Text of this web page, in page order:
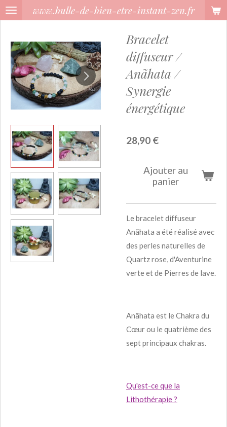
Passer
principal
www.bulle-de-bien-etre-instant-zen.fr
Bracelet
diffuseur /
Anãhata /
Synergie
énergétique
28,90 €
Ajouter au
panier
Le bracelet diffuseur
Anãhata a été réalisé avec
des perles naturelles de
Quartz rose, d'Aventurine
verte et de Pierres de lave.
Anãhata est le Chakra du
Cœur ou le quatrième des
sept principaux chakras.
Qu'est-ce que la
Lithothérapie ?